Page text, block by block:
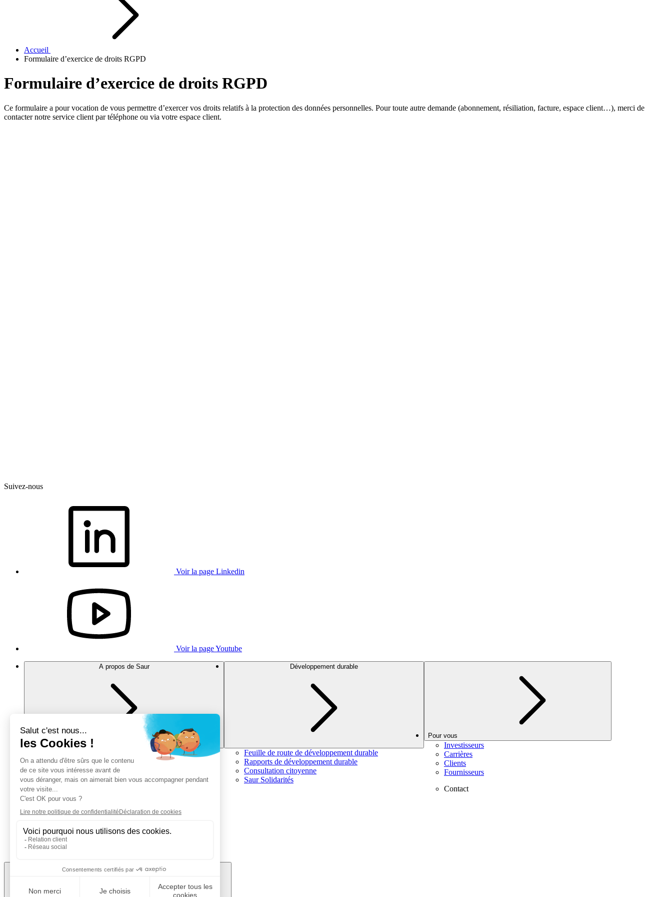
Accueil
Formulaire d’exercice de droits RGPD
Formulaire d’exercice de droits RGPD
Ce formulaire a pour vocation de vous permettre d’exercer vos droits relatifs à la protection des données personnelles. Pour toute autre demande (abonnement, résiliation, facture, espace client…), merci de
contacter notre service client par téléphone ou via votre espace client.
Suivez-nous
Voir la page Linkedin
Voir la page Youtube
A propos de Saur
Le cycle de l’eau
Notre raison d’être
Gouvernance
Ethique et conformité
Développement durable
Feuille de route de développement durable
Rapports de développement durable
Consultation citoyenne
Saur Solidarités
Pour vous
Investisseurs
Carrières
Clients
Fournisseurs
Contact
Mentions légales
Politique de cookies
Gérer mes cookies
Accessibilité